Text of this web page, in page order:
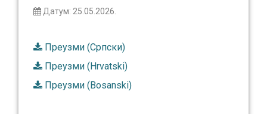
Датум: 25.05.2026.
Преузми (Српски)
Преузми (Hrvatski)
Преузми (Bosanski)